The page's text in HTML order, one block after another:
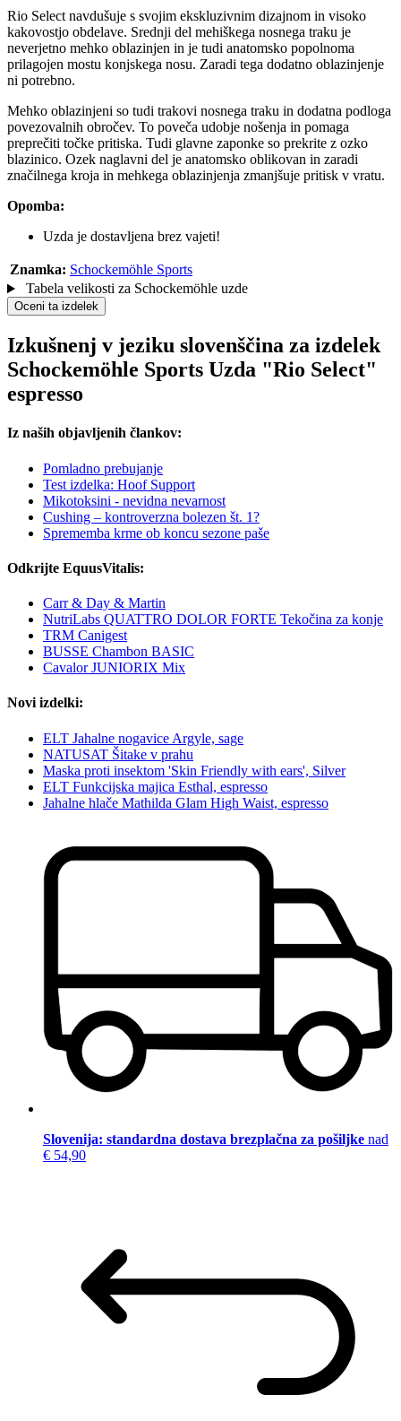
Rio Select navdušuje s svojim ekskluzivnim dizajnom in visoko
kakovostjo obdelave. Srednji del mehiškega nosnega traku je
neverjetno mehko oblazinjen in je tudi anatomsko popolnoma
prilagojen mostu konjskega nosu. Zaradi tega dodatno oblazinjenje
ni potrebno.
Mehko oblazinjeni so tudi trakovi nosnega traku in dodatna podloga
povezovalnih obročev. To poveča udobje nošenja in pomaga
preprečiti točke pritiska. Tudi glavne zaponke so prekrite z ozko
blazinico. Ozek naglavni del je anatomsko oblikovan in zaradi
značilnega kroja in mehkega oblazinjenja zmanjšuje pritisk v vratu.
Opomba:
Uzda je dostavljena brez vajeti!
Znamka: Schockemöhle Sports
Tabela velikosti za Schockemöhle uzde
Oceni ta izdelek
Izkušnenj v jeziku slovenščina za izdelek
Schockemöhle Sports Uzda "Rio Select"
espresso
Iz naših objavljenih člankov:
Pomladno prebujanje
Test izdelka: Hoof Support
Mikotoksini - nevidna nevarnost
Cushing – kontroverzna bolezen št. 1?
Sprememba krme ob koncu sezone paše
Odkrijte EquusVitalis:
Carr & Day & Martin
NutriLabs QUATTRO DOLOR FORTE Tekočina za konje
TRM Canigest
BUSSE Chambon BASIC
Cavalor JUNIORIX Mix
Novi izdelki:
ELT Jahalne nogavice Argyle, sage
NATUSAT Šitake v prahu
Maska proti insektom 'Skin Friendly with ears', Silver
ELT Funkcijska majica Esthal, espresso
Jahalne hlače Mathilda Glam High Waist, espresso
Slovenija: standardna dostava brezplačna za pošiljke nad
€ 54,90